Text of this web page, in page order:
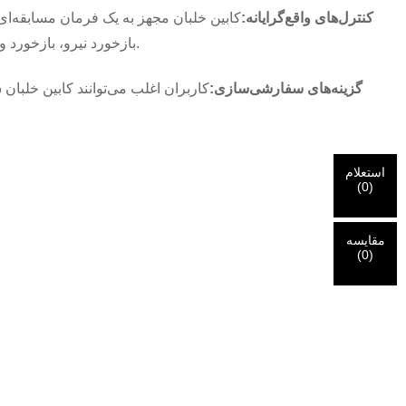
کنترل‌های واقع‌گرایانه:کابین خلبان مجهز به یک فرمان
بازخورد نیرو، بازخورد واقع‌گرایانه‌ای را ارائه می‌دهند، در حالی که پدال‌های پاسخگو امکان کنترل دقیق بر روی عملیات شتاب، ترمز و کلاچ را فراهم می‌کنند.
گزینه‌های سفارشی‌سازی:کاربران اغلب می‌توانند کابین
استعلام
(0)
مقایسه
(0)